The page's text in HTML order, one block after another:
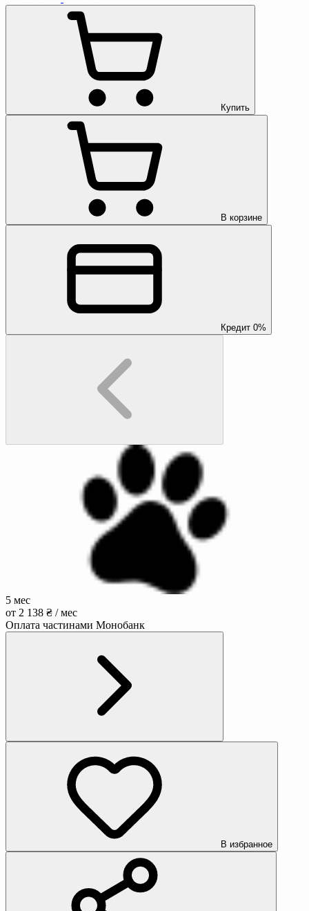
Купить
В корзине
Кредит 0%
5 мес
от 2 138 ₴ / мес
Оплата частинами Монобанк
В избранное